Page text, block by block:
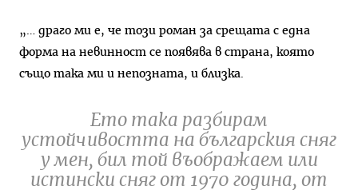
„… драго ми е, че този роман за срещата с една
форма на невинност се появява в страна, която
също така ми и непозната, и близка.
Ето така разбирам
устойчивостта на българския сняг
у мен, бил той въображаем или
истински сняг от 1970 година, от